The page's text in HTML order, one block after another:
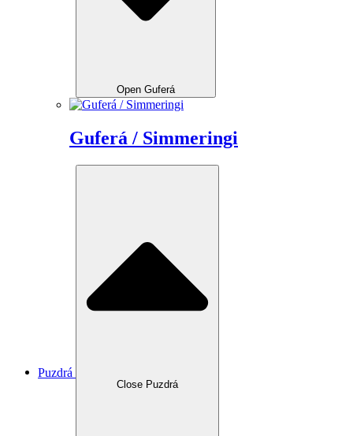
Open Guferá
Guferá / Simmeringi
Puzdrá
Close Puzdrá